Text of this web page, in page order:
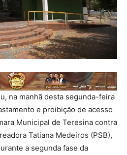
na manhã desta segunda-feira
e proibição de acesso
Municipal de Teresina contra
Tatiana Medeiros (PSB),
a segunda fase da